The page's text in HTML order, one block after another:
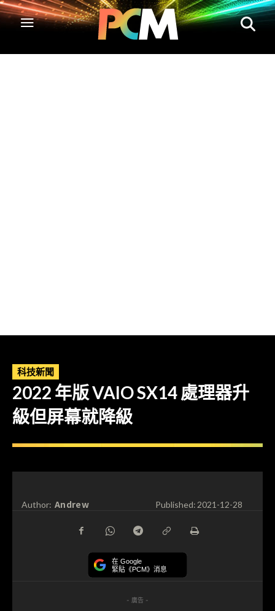
科技新聞
2022 年版 VAIO SX14 處理器升
級但屏幕就降級
Author: Andrew Published:2021-12-28
在 Google
緊貼《PCM》消息
- 廣告 -